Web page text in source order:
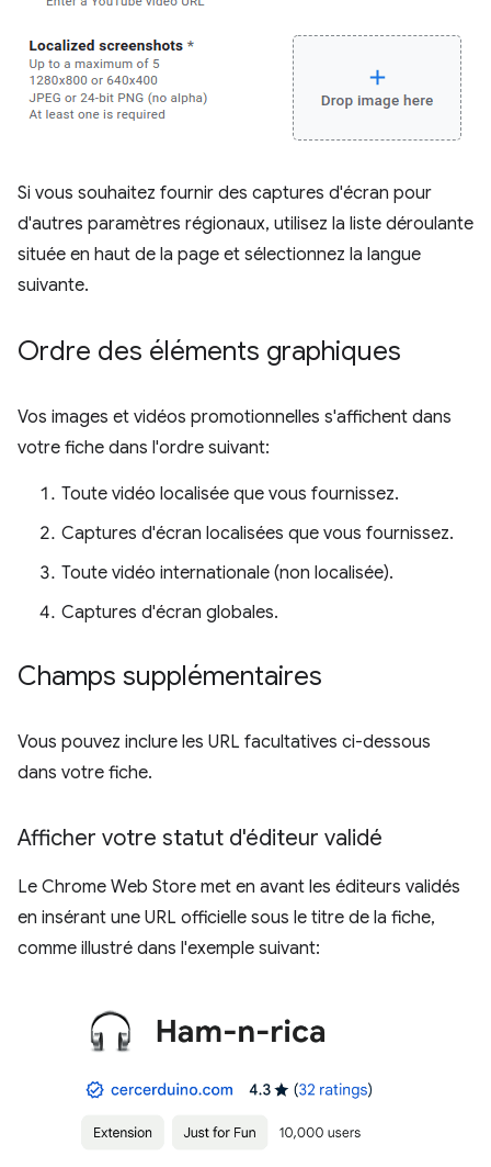
Si vous souhaitez fournir des captures d'écran pour
d'autres paramètres régionaux, utilisez la liste déroulante
située en haut de la page et sélectionnez la langue
suivante.
Ordre des éléments graphiques
Vos images et vidéos promotionnelles s'affichent dans
votre fiche dans l'ordre suivant:
Toute vidéo localisée que vous fournissez.
Captures d'écran localisées que vous fournissez.
Toute vidéo internationale (non localisée).
Captures d'écran globales.
Champs supplémentaires
Vous pouvez inclure les URL facultatives ci-dessous
dans votre fiche.
Afficher votre statut d'éditeur validé
Le Chrome Web Store met en avant les éditeurs validés
en insérant une URL officielle sous le titre de la fiche,
comme illustré dans l'exemple suivant: